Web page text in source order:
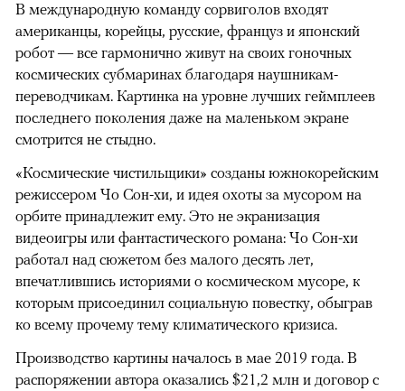
В международную команду сорвиголов входят
американцы, корейцы, русские, француз и японский
робот — все гармонично живут на своих гоночных
космических субмаринах благодаря наушникам-
переводчикам. Картинка на уровне лучших геймплеев
последнего поколения даже на маленьком экране
смотрится не стыдно.
«Космические чистильщики» созданы южнокорейским
режиссером Чо Сон-хи, и идея охоты за мусором на
орбите принадлежит ему. Это не экранизация
видеоигры или фантастического романа: Чо Сон-хи
работал над сюжетом без малого десять лет,
впечатлившись историями о космическом мусоре, к
которым присоединил социальную повестку, обыграв
ко всему прочему тему климатического кризиса.
Производство картины началось в мае 2019 года. В
распоряжении автора оказались $21,2 млн и договор с